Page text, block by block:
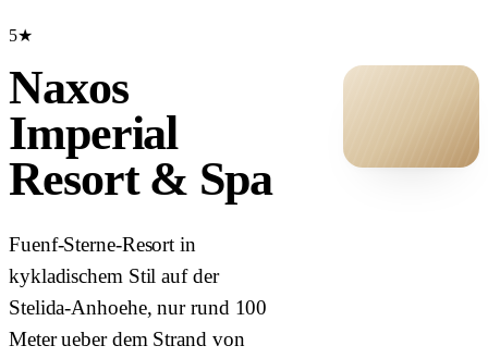
5★
Naxos
Imperial
Resort & Spa
Fuenf-Sterne-Resort in
kykladischem Stil auf der
Stelida-Anhoehe, nur rund 100
Meter ueber dem Strand von